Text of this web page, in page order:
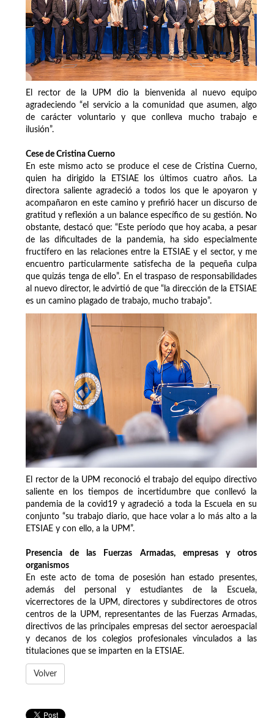
El rector de la UPM dio la bienvenida al nuevo equipo
agradeciendo “el servicio a la comunidad que asumen, algo
de carácter voluntario y que conlleva mucho trabajo e
ilusión”.
Cese de Cristina Cuerno
En este mismo acto se produce el cese de Cristina Cuerno,
quien ha dirigido la ETSIAE los últimos cuatro años. La
directora saliente agradeció a todos los que le apoyaron y
acompañaron en este camino y prefirió hacer un discurso de
gratitud y reflexión a un balance específico de su gestión. No
obstante, destacó que: “Este período que hoy acaba, a pesar
de las dificultades de la pandemia, ha sido especialmente
fructífero en las relaciones entre la ETSIAE y el sector, y me
encuentro particularmente satisfecha de la pequeña culpa
que quizás tenga de ello”. En el traspaso de responsabilidades
al nuevo director, le advirtió de que “la dirección de la ETSIAE
es un camino plagado de trabajo, mucho trabajo”.
El rector de la UPM reconoció el trabajo del equipo directivo
saliente en los tiempos de incertidumbre que conllevó la
pandemia de la covid19 y agradeció a toda la Escuela en su
conjunto “su trabajo diario, que hace volar a lo más alto a la
ETSIAE y con ello, a la UPM”.
Presencia de las Fuerzas Armadas, empresas y otros
organismos
En este acto de toma de posesión han estado presentes,
además del personal y estudiantes de la Escuela,
vicerrectores de la UPM, directores y subdirectores de otros
centros de la UPM, representantes de las Fuerzas Armadas,
directivos de las principales empresas del sector aeroespacial
y decanos de los colegios profesionales vinculados a las
titulaciones que se imparten en la ETSIAE.
Volver